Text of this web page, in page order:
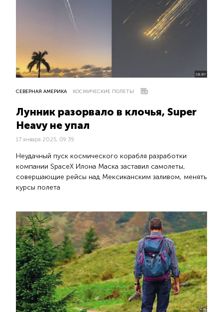
СЕВЕРНАЯ АМЕРИКА КОСМИЧЕСКИЕ ПОЛЕТЫ
Лунник разорвало в клочья, Super
Heavy не упал
17 января 2025, 09:39
Неудачный пуск космического корабля разработки
компании SpaceX Илона Маска заставил самолеты,
совершающие рейсы над Мексиканским заливом, менять
курсы полета
SB.BY